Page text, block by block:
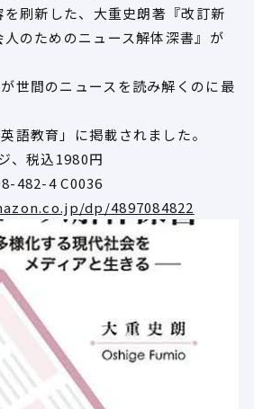
刷新した、大重史朗著『改訂新
のためのニュース解体深書』が
世間のニュースを読み解くのに最
語教育」に掲載されました。
、税込1980円
482-4 C0036
dp/4897084822